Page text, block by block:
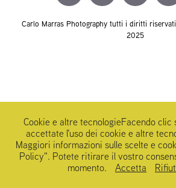
Carlo Marras Photography tutti i diritti
2025
Cookie e altre tecnologieFacendo clic
accettate l'uso dei cookie e altre
Maggiori informazioni sulle scelte e
Policy". Potete ritirare il vostro
momento.
Accetta